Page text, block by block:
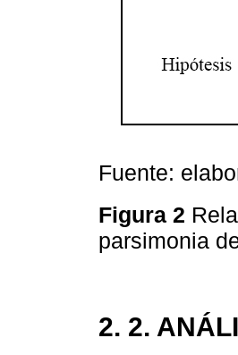
Fuente:
Figura 2
parsimonia
2. 2.